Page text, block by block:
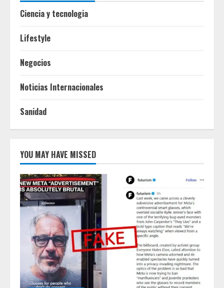
Ciencia y tecnologia
Lifestyle
Negocios
Noticias Internacionales
Sanidad
YOU MAY HAVE MISSED